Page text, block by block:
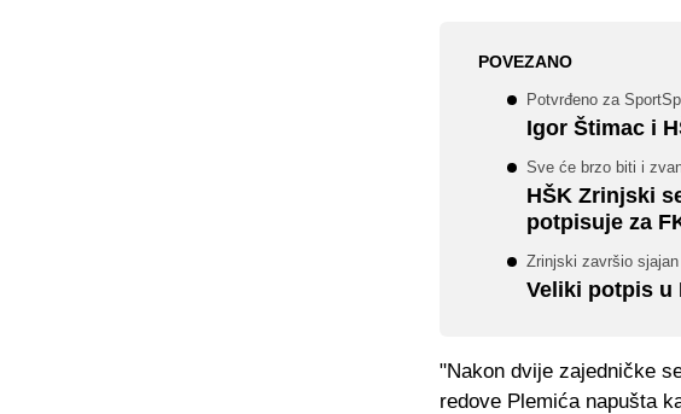
POVEZANO
Potvrđeno za
Igor Štimac i
Sve će brzo biti i
HŠK Zrinjski
potpisuje za
Zrinjski završio
Veliki potpis u
"Nakon dvije zajedničke
redove Plemića napušta